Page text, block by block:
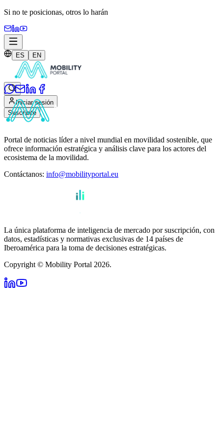
Si no te posicionas, otros lo harán
ES EN
Iniciar sesión
Suscribite
Portal de noticias líder a nivel mundial en movilidad sostenible, que
ofrece información estratégica y análisis clave para los actores del
ecosistema de la movilidad.
Contáctanos: info@mobilityportal.eu
La única plataforma de inteligencia de mercado por suscripción, con
datos, estadísticas y normativas exclusivas de 14 países de
Iberoamérica para la toma de decisiones estratégicas.
Copyright © Mobility Portal 2026.